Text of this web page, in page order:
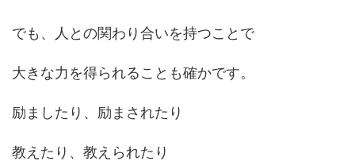
でも、人との関わり合いを持つことで
大きな力を得られることも確かです。
励ましたり、励まされたり
教えたり、教えられたり